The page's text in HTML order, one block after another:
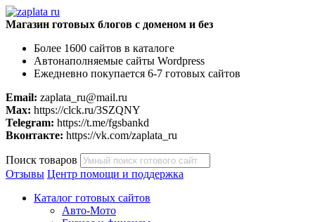
Магазин готовых блогов с доменом и без
Более 1600 сайтов в каталоге
Автонаполняемые сайты Wordpress
Ежедневно покупается 6-7 готовых сайтов
Email: zaplata_ru@mail.ru
Max: https://clck.ru/3SZQNY
Telegram: https://t.me/fgsbankd
Вконтакте: https://vk.com/zaplata_ru
Поиск товаров
Отзывы Центр помощи и поддержка
Каталог готовых сайтов
Авто-Мото